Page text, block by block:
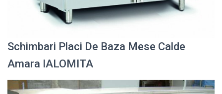
Schimbari Placi De Baza Mese Calde
Amara IALOMITA